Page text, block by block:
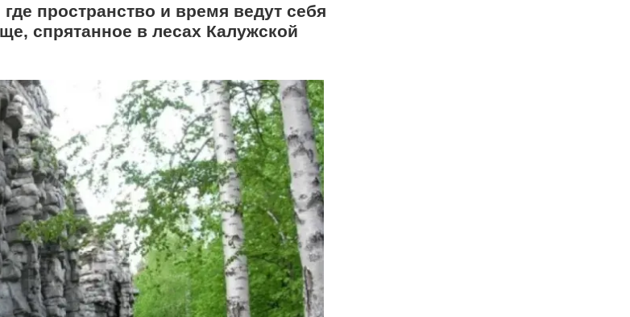
пространство и время ведут себя
спрятанное в лесах Калужской